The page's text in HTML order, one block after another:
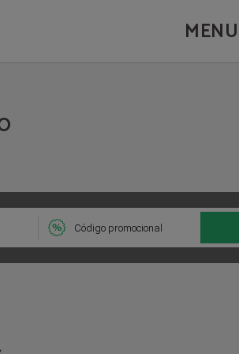
MENU
 Código promocional